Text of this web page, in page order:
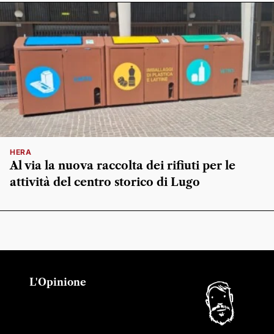
HERA
Al via la nuova raccolta dei rifiuti per le
attività del centro storico di Lugo
L'Opinione